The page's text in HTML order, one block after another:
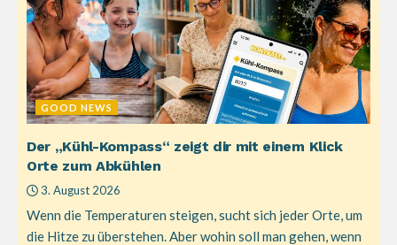
GOOD NEWS
Der „Kühl-Kompass“ zeigt dir mit einem Klick
Orte zum Abkühlen
3. August 2026
Wenn die Temperaturen steigen, sucht sich jeder Orte, um
die Hitze zu überstehen. Aber wohin soll man gehen, wenn